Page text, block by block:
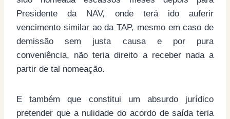
Presidente da NAV, onde terá ido auferir
vencimento similar ao da TAP, mesmo em caso de
demissão sem justa causa e por pura
conveniência, não teria direito a receber nada a
partir de tal nomeação.
E também que constitui um absurdo jurídico
pretender que a nulidade do acordo de saída teria